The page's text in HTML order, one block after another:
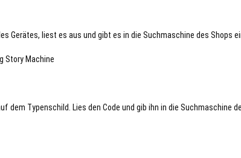
Gerätes, liest es aus und gibt es in die Suchmaschine des Shops
Story Machine
dem Typenschild. Lies den Code und gib ihn in die Suchmaschine